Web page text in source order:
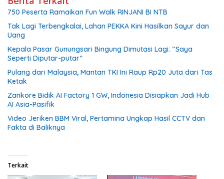
750 Peserta Ramaikan Fun Walk RINJANI BI NTB
Tak Lagi Terbengkalai, Lahan PEKKA Kini Hasilkan Sayur dan
Uang
Kepala Pasar Gunungsari Bingung Dimutasi Lagi: “Saya
Seperti Diputar-putar”
Pulang dari Malaysia, Mantan TKI Ini Raup Rp20 Juta dari Tas
Ketak
Zankore Bidik AI Factory 1 GW, Indonesia Disiapkan Jadi Hub
AI Asia-Pasifik
Video Jeriken BBM Viral, Pertamina Ungkap Hasil CCTV dan
Fakta di Baliknya
Terkait